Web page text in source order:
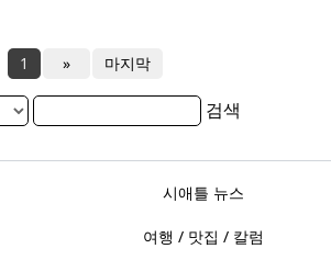
1 » 마지막
검색
시애틀 뉴스
여행 / 맛집 / 칼럼